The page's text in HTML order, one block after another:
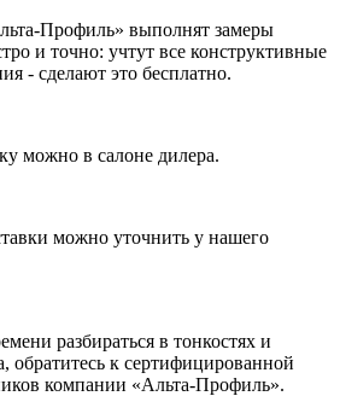
Профиль» выполнят замеры
и точно: учтут все конструктивные
- сделают это бесплатно.
можно в салоне дилера.
можно уточнить у нашего
разбираться в тонкостях и
обратитесь к сертифицированной
компании «Альта-Профиль».